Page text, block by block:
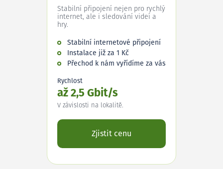
Stabilní připojení nejen pro rychlý
internet, ale i sledování videí a
hry.
Stabilní internetové připojení
Instalace již za 1 Kč
Přechod k nám vyřídíme za vás
Rychlost
až 2,5 Gbit/s
V závislosti na lokalitě.
Zjistit cenu